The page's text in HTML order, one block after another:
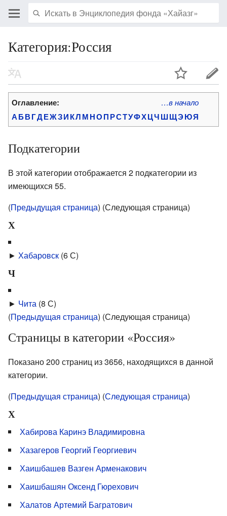
Категория:Россия
Оглавление: …в начало
АБВГДЕЖЗИКЛМНОПРСТУФХЦЧШЩЭЮЯ
Подкатегории
В этой категории отображается 2 подкатегории из
имеющихся 55.
(Предыдущая страница) (Следующая страница)
Х
► Хабаровск (6 С)
Ч
► Чита (8 С)
(Предыдущая страница) (Следующая страница)
Страницы в категории «Россия»
Показано 200 страниц из 3656, находящихся в данной
категории.
(Предыдущая страница) (Следующая страница)
Х
Хабирова Каринэ Владимировна
Хазагеров Георгий Георгиевич
Хаишбашев Вазген Арменакович
Хаишбашян Оксенд Гюрехович
Халатов Артемий Багратович